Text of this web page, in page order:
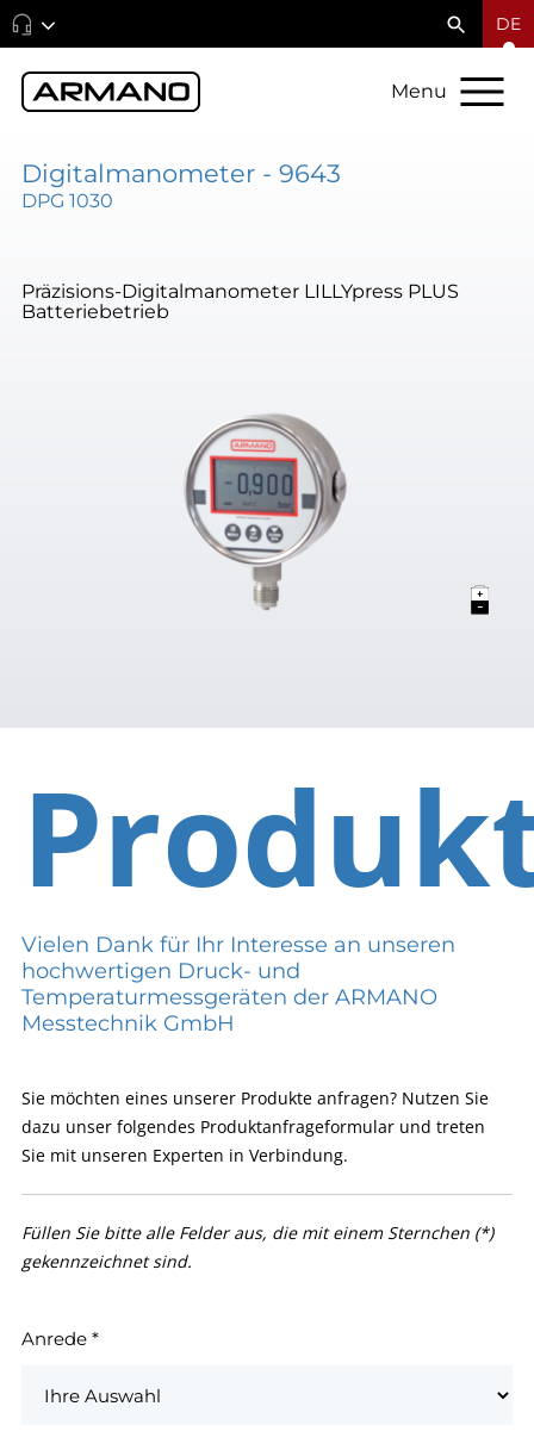
DE
Menu
Digitalmanometer - 9643
DPG 1030
Präzisions-Digitalmanometer LILLYpress PLUS
Batteriebetrieb
Vielen Dank für Ihr Interesse an unseren
hochwertigen Druck- und
Temperaturmessgeräten der ARMANO
Messtechnik GmbH
Sie möchten eines unserer Produkte anfragen? Nutzen Sie
dazu unser folgendes Produktanfrageformular und treten
Sie mit unseren Experten in Verbindung.
Füllen Sie bitte alle Felder aus, die mit einem Sternchen (*)
gekennzeichnet sind.
Anrede *